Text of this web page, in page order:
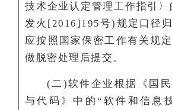
技术企业认定管理工作指引
发火[2016]195号)规定口径
应按照国家保密工作有关规
做脱密处理后提交。
(二)软件企业根据《 国
与代码 》中的“软件和信息